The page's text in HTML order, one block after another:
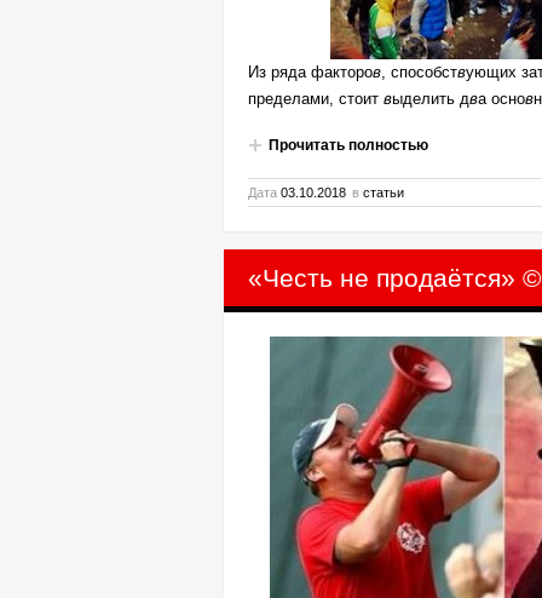
Из ряда факторов , способствующих
пределами, стоит выделить два основ
Прочитать полностью
Дата 03.10.2018 в статьи
«Честь не продаётся» ©